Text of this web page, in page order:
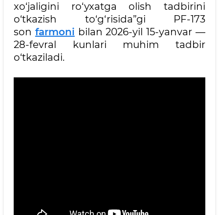
xo‘jaligini ro‘yxatga olish tadbirini
o‘tkazish to‘g‘risida”gi PF-173
son farmoni bilan 2026-yil 15-yanvar —
28-fevral kunlari muhim tadbir
o‘tkaziladi.